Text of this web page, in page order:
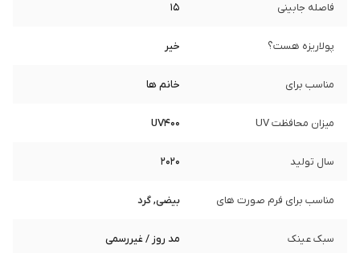
فاصله جابینی 15
پولاریزه هست؟ خیر
مناسب برای خانم ها
میزان محافظت UV UV400
سال تولید 2020
مناسب برای فرم صورت های بیضی, گرد
سبک عینک مد روز / غیررسمی